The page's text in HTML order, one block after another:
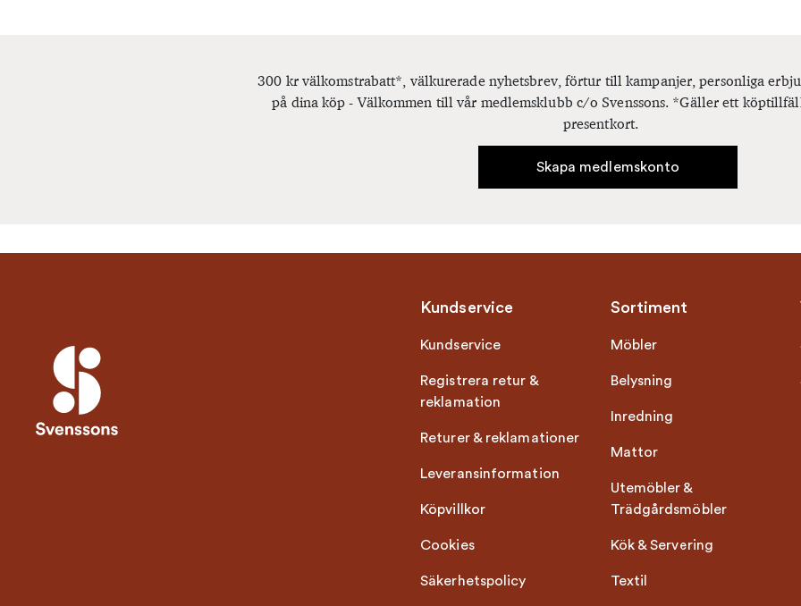
300 kr välkomstrabatt*, välkurerade nyhetsbrev, förtur till kampanjer, personliga
på dina köp - Välkommen till vår medlemsklubb c/o Svenssons. *Gäller ett
presentkort.
Skapa medlemskonto
Kundservice
Kundservice
Registrera retur &
reklamation
Returer & reklamationer
Leveransinformation
Köpvillkor
Cookies
Säkerhetspolicy
Sortiment
Möbler
Belysning
Inredning
Mattor
Utemöbler &
Trädgårdsmöbler
Kök & Servering
Textil